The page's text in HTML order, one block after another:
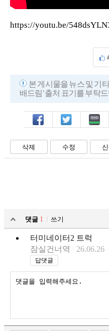
https://youtu.be/
본 게시물을 뉴스 및 기
배드림' 출처 표기를 부탁
페북 트윗 밴드
삭제 수정
댓글 1
쓰기
터미네이터2 트럭
잠실건너역
26.06.26
답댓글